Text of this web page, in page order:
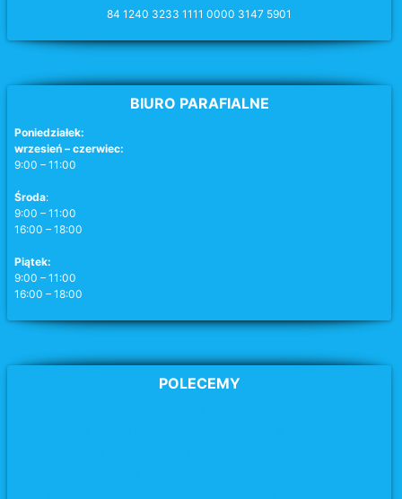
84 1240 3233 1111 0000 3147 5901
BIURO PARAFIALNE
Poniedziałek:
wrzesień – czerwiec:
9:00 – 11:00
Środa:
9:00 – 11:00
16:00 – 18:00
Piątek:
9:00 – 11:00
16:00 – 18:00
POLECEMY